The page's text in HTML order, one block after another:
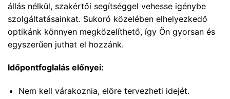
állás nélkül, szakértői segítséggel vehesse igénybe
szolgáltatásainkat. Sukoró közelében elhelyezkedő
optikánk könnyen megközelíthető, így Ön gyorsan és
egyszerűen juthat el hozzánk.
Időpontfoglalás előnyei:
Nem kell várakoznia, előre tervezheti idejét.